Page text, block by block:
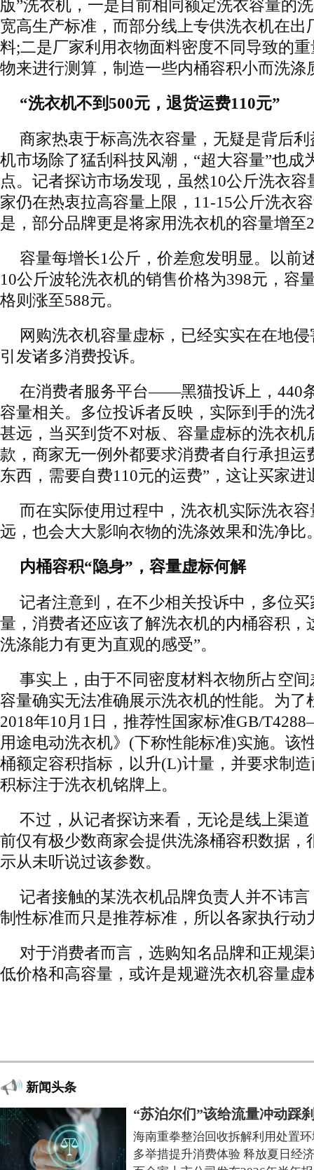
版”洗衣机，一是目前相同额定洗衣容量的
宽高生产标准，而部分线上专供洗衣机在出
料;二是厂家利用衣物面料密度不同导致的
物来进行测算，制造一些内桶容积小而洗涤
“洗衣机不到500元，退货运费110元”
商家热衷于标高洗衣容量，无疑是背后
机市场除了猛刮科技风潮，“超大容量”也成
点。记者探访市场发现，虽然10公斤洗衣
家仍在热衷拉高容量上限，11-15公斤洗衣
是，部分品牌更是将家用洗衣机的容量增至
容量每增长1公斤，价差愈发明显。以前
10公斤波轮洗衣机的销售价格为398元，容
格则涨至588元。
网购洗衣机容量虚标，已经实实在在地
引发诸多消费投诉。
在消费者服务平台——黑猫投诉上，440
容量相关。多位投诉者反映，实际到手的洗
甚远，当买到货不对板、容量虚标的洗衣机
款，商家无一例外都要求消费者自行承担运
东西，需要自费110元的运费”，这让买家进
而在实际使用过程中，洗衣机实际洗衣
远，也会大大影响衣物的洗涤效果和洗净比
内桶容积“隐身”，容量虚标何解
记者注意到，在不少相关投诉中，多位
量，消费者还应该了解洗衣机的内桶容积，
洗涤能力有更为直观的感受”。
事实上，由于不同密度材料衣物所占空
容量确实无法准确展示洗衣机的性能。为了
2018年10月1日，推荐性国家标准GB/
用途电动洗衣机》(下称性能标准)实施。该
桶额定容积指标，以升(L)计量，并要求制
积标注于洗衣机铭牌上。
不过，从记者探访来看，无论是线上渠
前仅有极少数商家会提供洗涤桶容积数据，
示从未听说过该参数。
记者接触的某洗衣机品牌负责人并不讳
制性标准而只是推荐标准，所以各家执行动
对于消费者而言，选购知名品牌和正规
低价格和高容量，或许是规避洗衣机容量虚
新闻头条
“苏泊尔们”该给流量冲动踩
海南重拳整治回收拆解利用处置
多举措提升消费体验 释放夏日经